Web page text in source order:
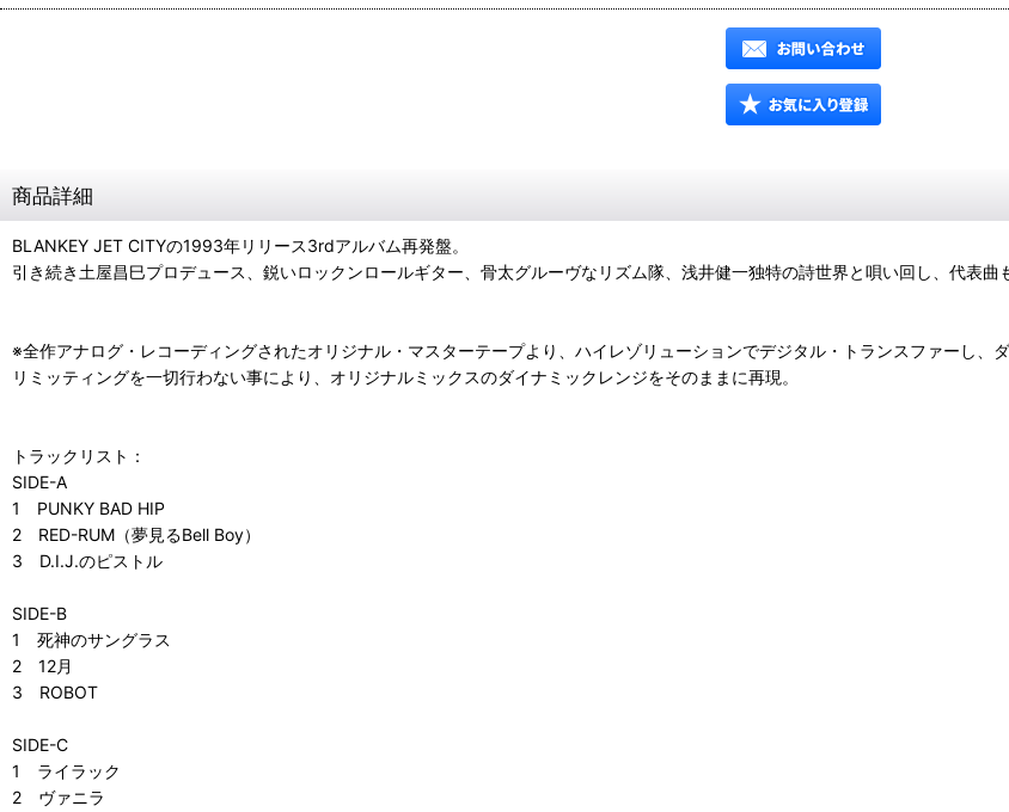
商品詳細
BLANKEY JET CITYの1993年リリース3rdアルバム再発盤。
引き続き土屋昌巳プロデュース、鋭いロックンロールギター、骨太グルーヴなリズム隊、浅井健一独特の詩世界と唄い回し、代表曲
※全作アナログ・レコーディングされたオリジナル・マスターテープより、ハイレゾリューションでデジタル・トランスファーし、
リミッティングを一切行わない事により、オリジナルミックスのダイナミックレンジをそのままに再現。
トラックリスト：
SIDE-A
1 PUNKY BAD HIP
2 RED-RUM（夢見るBell Boy）
3 D.I.J.のピストル
SIDE-B
1 死神のサングラス
2 12月
3 ROBOT
SIDE-C
1 ライラック
2 ヴァニラ